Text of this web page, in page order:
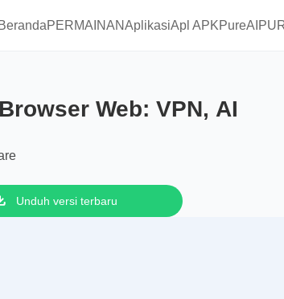
BerandaPERMAINANAplikasiApl APKPure
Web: VPN, AI
Unduh versi terbaru